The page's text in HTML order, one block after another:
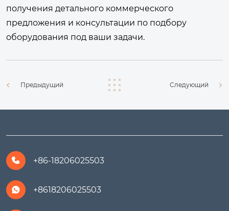
получения детального коммерческого
предложения и консультации по подбору
оборудования под ваши задачи.
Предыдущий Следующий
 +86-18206025503
 +8618206025503